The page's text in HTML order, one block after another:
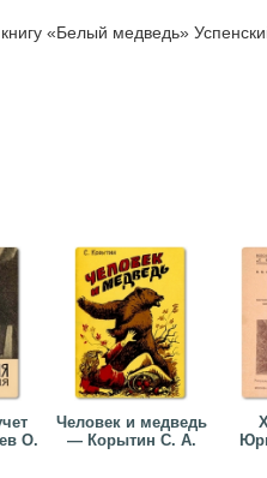
«Белый медведь»
О.
Человек и медведь
— Корытин С. А.